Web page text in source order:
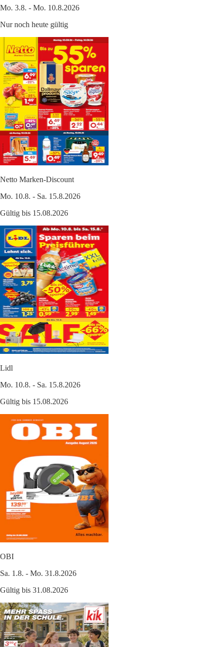
Mo. 3.8. - Mo. 10.8.2026
Nur noch heute gültig
Netto Marken-Discount
Mo. 10.8. - Sa. 15.8.2026
Gültig bis 15.08.2026
Lidl
Mo. 10.8. - Sa. 15.8.2026
Gültig bis 15.08.2026
OBI
Sa. 1.8. - Mo. 31.8.2026
Gültig bis 31.08.2026